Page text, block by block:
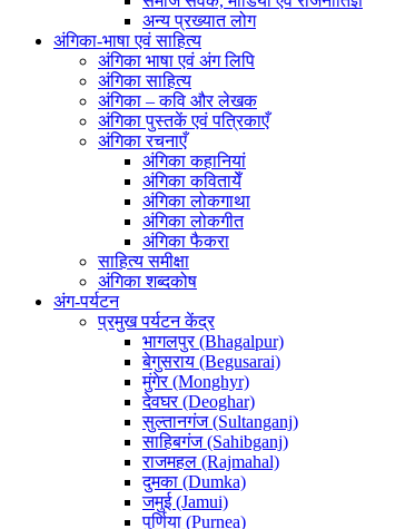
अन्य प्रख्यात लोग
अंगिका-भाषा एवं साहित्य
अंगिका भाषा एवं अंग लिपि
अंगिका साहित्य
अंगिका – कवि और लेखक
अंगिका पुस्तकें एवं पत्रिकाएँ
अंगिका रचनाएँ
अंगिका कहानियां
अंगिका कवितायेँ
अंगिका लोकगाथा
अंगिका लोकगीत
अंगिका फैकरा
साहित्य समीक्षा
अंगिका शब्दकोष
अंग-पर्यटन
प्रमुख पर्यटन केंद्र
भागलपुर (Bhagalpur)
बेगुसराय (Begusarai)
मुंगेर (Monghyr)
देवघर (Deoghar)
सुल्तानगंज (Sultanganj)
साहिबगंज (Sahibganj)
राजमहल (Rajmahal)
दुमका (Dumka)
जमुई (Jamui)
पुर्णिया (Purnea)